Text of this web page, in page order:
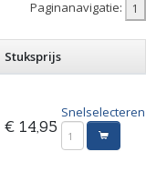
Paginanavigatie:
Stuksprijs
€ 14,95
Snelselecteren